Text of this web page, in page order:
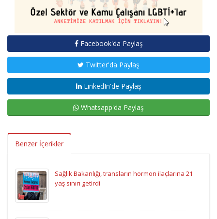
Facebook'da Paylaş
Twitter'da Paylaş
LinkedIn'de Paylaş
Whatsapp'da Paylaş
Benzer İçerikler
Sağlık Bakanlığı, transların hormon ilaçlarına 21
yaş sınırı getirdi